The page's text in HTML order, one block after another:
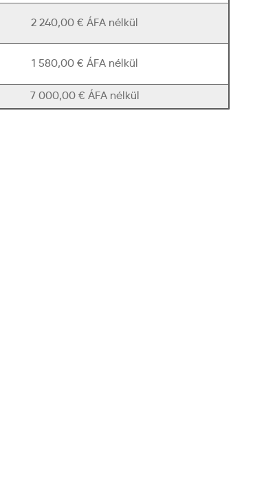
2 240,00 € ÁFA nélkül
1 580,00 € ÁFA nélkül
7 000,00 € ÁFA nélkül